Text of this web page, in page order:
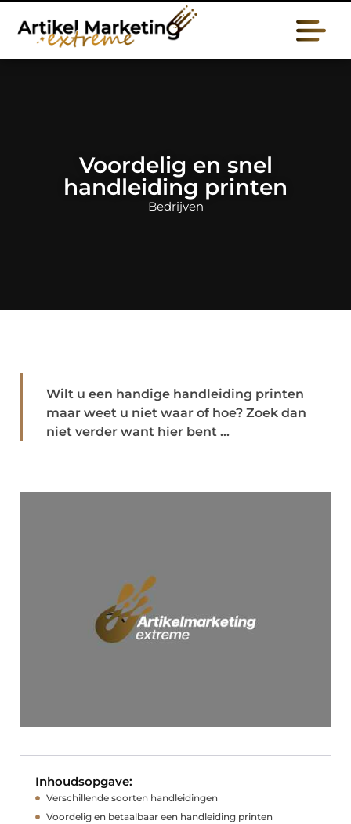
Voordelig en snel
handleiding printen
Bedrijven
Wilt u een handige handleiding printen
maar weet u niet waar of hoe? Zoek dan
niet verder want hier bent ...
Inhoudsopgave:
Verschillende soorten handleidingen
Voordelig en betaalbaar een handleiding printen